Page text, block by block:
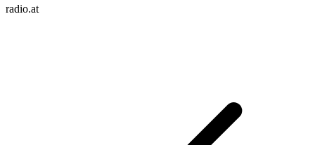
radio.at